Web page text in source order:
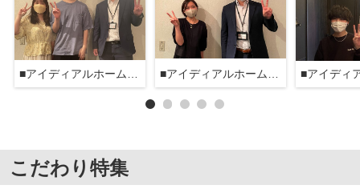
こだわり特集